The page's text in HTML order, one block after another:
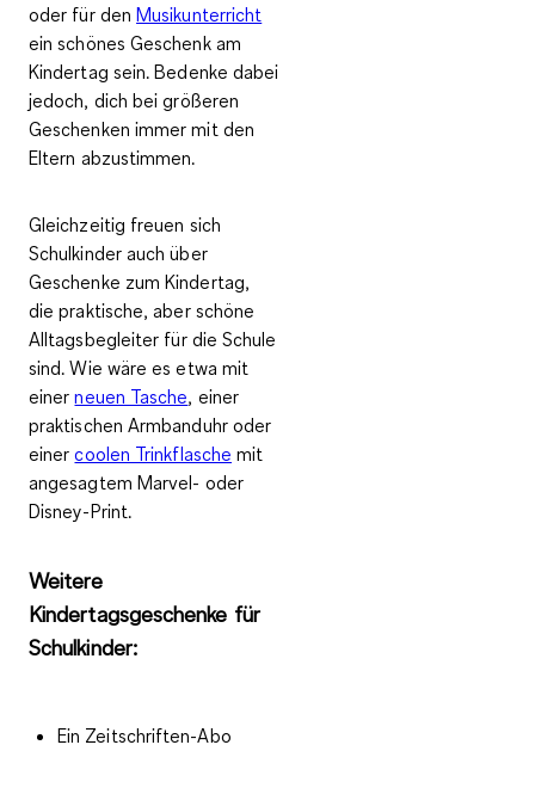
oder für denMusikunterricht
ein schönes Geschenk am
Kindertag sein. Bedenke dabei
jedoch, dichbei größeren
Geschenken immer mit den
Eltern abzustimmen.
Gleichzeitig freuen sich
Schulkinder auch über
Geschenke zum Kindertag,
die praktische, aber schöne
Alltagsbegleiter für die Schule
sind. Wie wäre es etwa mit
einerneuen Tasche, einer
praktischen Armbanduhr oder
einercoolen Trinkflasche mit
angesagtem Marvel- oder
Disney-Print.
Weitere
Kindertagsgeschenke für
Schulkinder:
Ein Zeitschriften-Abo